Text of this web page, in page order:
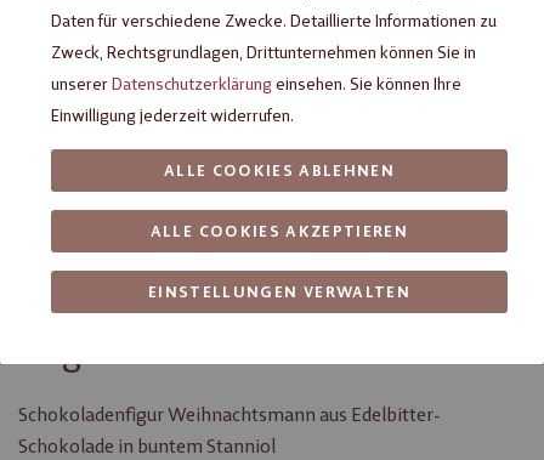
Heilemann
Weihnachtsmännchen Edelbitter,
Schokoladenfigur Weihnachtsmann aus Edelbitter-
Schokolade in buntem Stanniol
Daten für verschiedene Zwecke. Detaillierte Informationen zu
Zweck, Rechtsgrundlagen, Drittunternehmen können Sie in
unsererDatenschutzerklärungeinsehen. Sie können Ihre
Einwilligung jederzeit widerrufen.
EINSTELLUNGEN VERWALTEN
ALLE COOKIES AKZEPTIEREN
ALLE COOKIES ABLEHNEN